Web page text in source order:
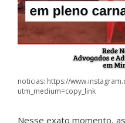
noticias: https://
utm_medium=copy_link
Nesse exato momento,